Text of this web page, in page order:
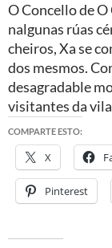
O Concello de
nalgunas rúas
cheiros, Xa se
dos mesmos.
desagradable
visitantes da
COMPARTE ESTO:
X
Pinterest